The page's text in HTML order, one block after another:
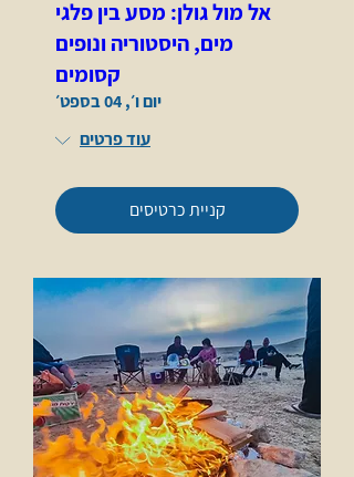
אל מול גולן: מסע בין פלגי
מים, היסטוריה ונופים
קסומים
יום ו׳, 04 בספט׳
עוד פרטים
קניית כרטיסים